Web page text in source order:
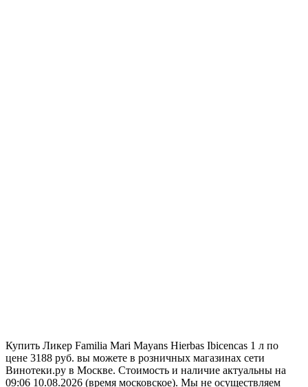
Купить Ликер Familia Mari Mayans Hierbas Ibicencas 1 л по
цене 3188 руб. вы можете в розничных магазинах сети
Винотеки.ру в Москве. Стоимость и наличие актуальны на
09:06 10.08.2026 (время московское). Мы не осуществляем